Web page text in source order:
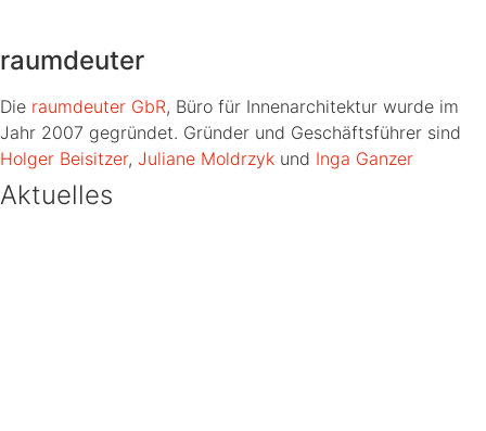
raumdeuter
Die raumdeuter GbR, Büro für Innenarchitektur wurde im
Jahr 2007 gegründet. Gründer und Geschäftsführer sind
Holger Beisitzer, Juliane Moldrzyk und Inga Ganzer
Aktuelles